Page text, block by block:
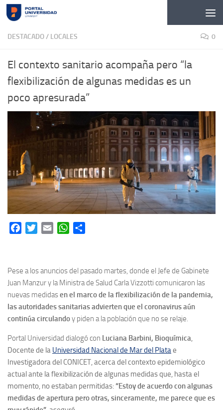
Skip to content
DESTACADO/ LOCALES 0
El contexto sanitario acompaña pero “la
flexibilización de algunas medidas es un
poco apresurada”
FacebookTwitterEmail WhatsApp
Pese a los anuncios del pasado martes, donde el Jefe de Gabinete
Juan Manzur y la Ministra de Salud Carla Vizzotti comunicaron las
nuevas medidasen el marco de la flexibilización de la pandemia,
las autoridades sanitarias advierten que el coronavirus aún
continúa circulandoy piden a la población que no se relaje.
Portal Universidad dialogó con Luciana Barbini, Bioquímica,
Docente de la Universidad Nacional de Mar del Platae
Investigadora del CONICET, acerca del contexto epidemiológico
actual ante la flexibilización de algunas medidas que, hasta el
momento, no estaban permitidas:“Estoy de acuerdo con algunas
medidas de apertura pero otras, sinceramente, me parece que es